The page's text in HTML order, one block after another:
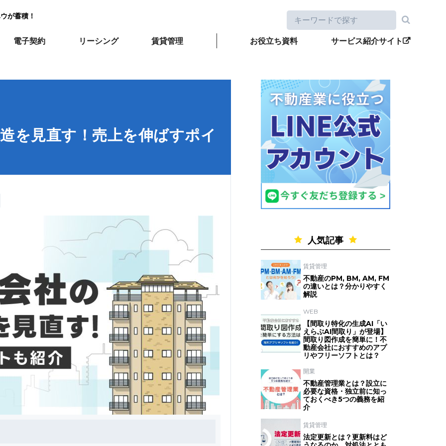
が蓄積！
電子契約 リーシング 賃貸管理 お役立ち資料 サービス紹介サイト
を見直す！売上を伸ばすポイ
人気記事
賃貸管理
不動産のPM, BM, AM, FM
の違いとは？分かりやすく
解説
WEB
【間取り特化の生成AI「い
えらぶAI間取り」が登場】
間取り図作成を簡単に！不
動産会社におすすめのアプ
リやフリーソフトとは？
開業
不動産管理業とは？設立に
必要な資格・独立前に知っ
ておくべき5つの義務を紹
介
賃貸管理
法定更新とは？更新料はど